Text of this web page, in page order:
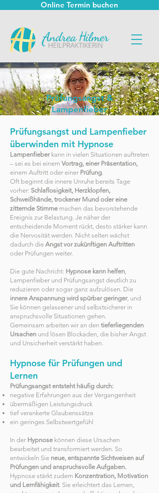
Online Termin buchen
Prüfungsangst &
Lampenfieber
Prüfungsangst und Lampenfieber
überwinden mit Hypnose
Lampenfieberkann in vielen Situationen auftreten
– sei es bei einem Vortrag, einer Präsentation,
einem Auftritt oder einer Prüfung.
Oft beginnt die innere Unruhe bereits Tage
vorher: Schlaflosigkeit, Herzklopfen,
Schweißhände, trockener Mund oder eine
zitternde Stimme machen das bevorstehende
Ereignis zur Belastung. Je näher der
entscheidende Moment rückt, desto stärker kann
die Nervosität werden. Nicht selten wächst
dadurch die Angst vor zukünftigen Auftritten
oder Prüfungen weiter.
Die gute Nachricht: Hypnose kann helfen,
Lampenfieber und Prüfungsangst deutlich zu
reduzieren oder sogar ganz aufzulösen. Die
innere Anspannung wird spürbar geringer, und
Sie können gelassener und selbstsicherer in
anspruchsvolle Situationen gehen.
Gemeinsam arbeiten wir an den tieferliegenden
Ursachen und lösen Blockaden, die bisher Angst
und Unsicherheit verstärkt haben.
Hypnose für Prüfungen und
Lernen
Prüfungsangst entsteht häufig durch:
negative Erfahrungen aus der Vergangenheit
übermäßigen Leistungsdruck
tief verankerte Glaubenssätze
ein geringes Selbstwertgefühl
In der Hypnose können diese Ursachen
bearbeitet und transformiert werden. So
entwickeln Sie neue, entspannte Sichtweisen auf
Prüfungen und anspruchsvolle Aufgaben.
Hypnose stärkt zudem Konzentration, Motivation
und Lernfähigkeit. Sie erleichtert das Lernen,